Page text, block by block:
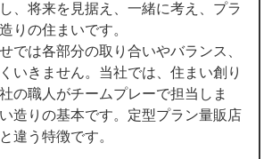
し、将来を見据え、一緒に考え、プラ
りの住まいです。
では各部分の取り合いやバランス、
いきません。当社では、住まい創り
の職人がチームプレーで担当しま
造りの基本です。定型プラン量販店
違う特徴です。